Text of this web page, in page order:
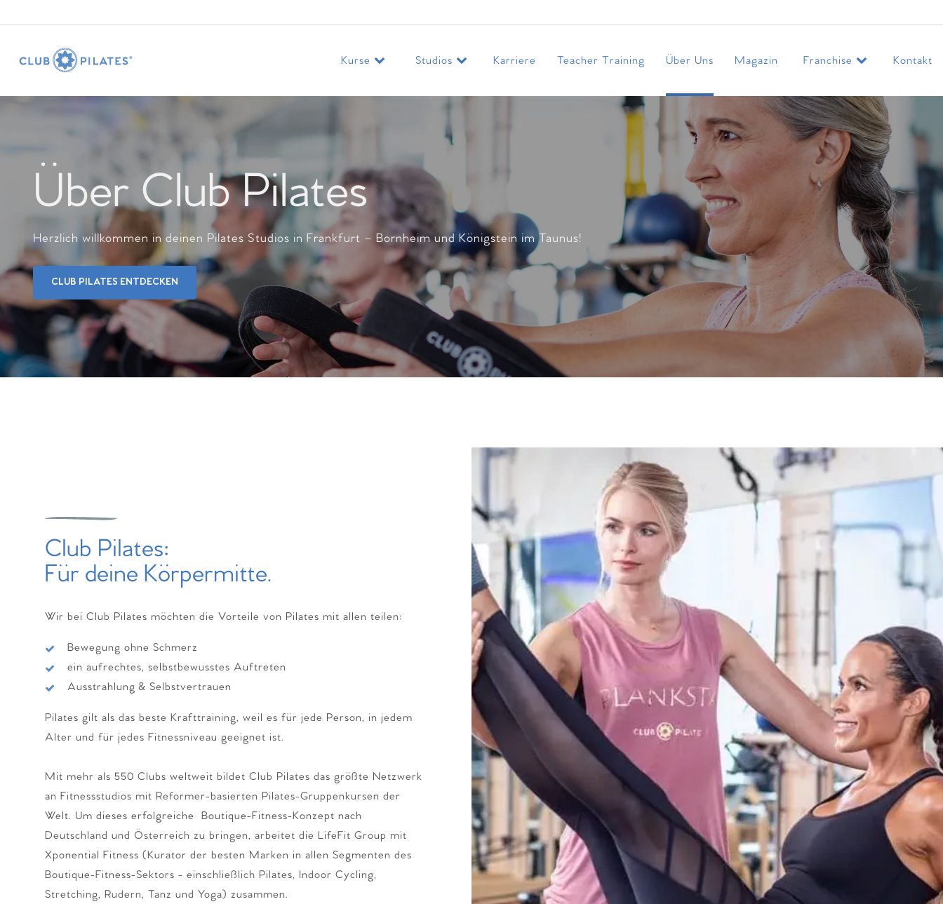
Kurse Studios Karriere Teacher Training Über Uns Magazin Franchise Kontakt
Über Club Pilates
Herzlich willkommen in deinen Pilates Studios in Frankfurt – Bornheim und Königstein im Taunus!
CLUB PILATES ENTDECKEN
Club Pilates:
Für deine Körpermitte.
Wir bei Club Pilates möchten die Vorteile von Pilates mit allen teilen:
Bewegung ohne Schmerz
ein aufrechtes, selbstbewusstes Auftreten
Ausstrahlung & Selbstvertrauen
Pilates gilt als das beste Krafttraining, weil es für jede Person, in jedem
Alter und für jedes Fitnessniveau geeignet ist.
Mit mehr als 550 Clubs weltweit bildet Club Pilates das größte Netzwerk
an Fitnessstudios mit Reformer-basierten Pilates-Gruppenkursen der
Welt. Um dieses erfolgreiche Boutique-Fitness-Konzept nach
Deutschland und Österreich zu bringen, arbeitet die LifeFit Group mit
Xponential Fitness (Kurator der besten Marken in allen Segmenten des
Boutique-Fitness-Sektors - einschließlich Pilates, Indoor Cycling,
Stretching, Rudern, Tanz und Yoga) zusammen.